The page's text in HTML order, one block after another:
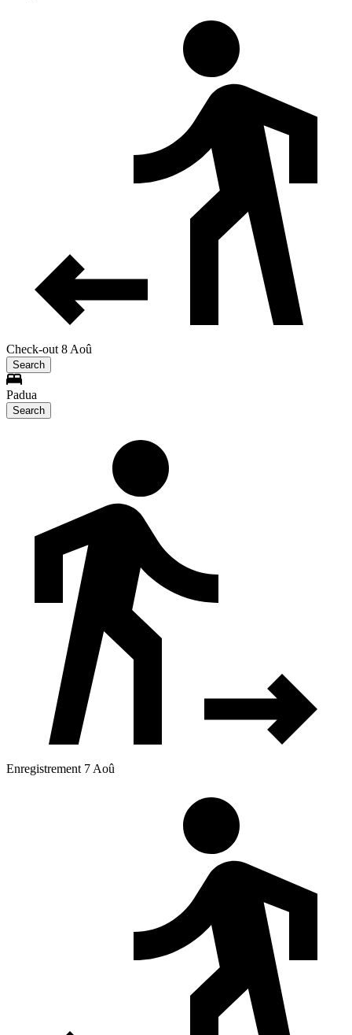
Check-out 8 Aoû
Search
Padua
Search
Enregistrement 7 Aoû